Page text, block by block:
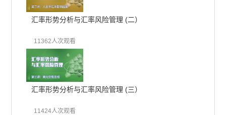
汇率形势分析与汇率风险管理 (二）
11362人次观看
汇率形势分析与汇率风险管理 (三）
11424人次观看